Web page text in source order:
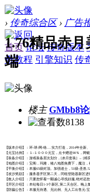
› 传奇综合区 › 广告
首页 论坛 传奇版本
奇教程 引擎知识 传
1.76精品赤
端
楼主 GMbb8
8138
【版本介绍】：环-球-网-络....实力打造，2014年全新
【元宝比例】：１-１０００元宝，点卡赠送90％，网
【装备介绍】：游戏装备层次划分，[赤月套装] → [
【地图介绍】：宝阁，玛雅，猪八地图免费下，魔泣
【平衡介绍】：本服65级封顶。加强道士，51级-圣
【攻沙奖励】：服务器开区第二天，同组登陆器新区
【散人介绍】：只要您怀着一颗诚心寻找好服,绝对还
【开区介绍】：本站每日1-3个新区,第二天合区。晚
【防骗公告】：本服无待遇、无比例、无人工出售元-